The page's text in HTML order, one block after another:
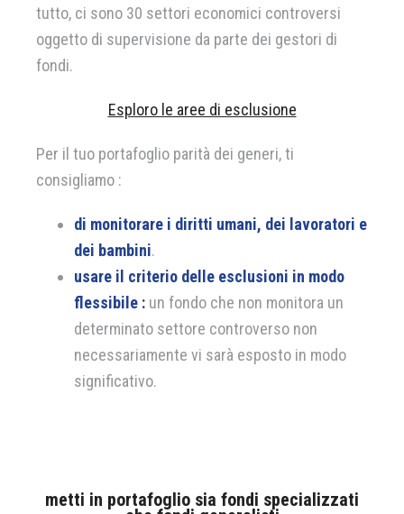
tutto, ci sono 30 settori economici controversi
oggetto di supervisione da parte dei gestori di
fondi.
Esploro le aree di esclusione
Per il tuo portafoglio parità dei generi, ti
consigliamo :
di monitorare i diritti umani, dei lavoratori e
dei bambini.
usare il criterio delle esclusioni in modo
flessibile : un fondo che non monitora un
determinato settore controverso non
necessariamente vi sarà esposto in modo
significativo.
metti in portafoglio sia fondi specializzati